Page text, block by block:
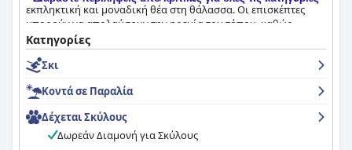
εκπληκτική και μοναδική θέα στη θάλασσα. Οι επισκέπτες
μπορούν να απολαύσουν την ηρεμία του τόπου, καθώς
βρίσκεται σε μια ήσυχη γειτονιά, αλλά κοντά σε πολλά μπαρ,
εστιατόρια και έναν εξαιρετικό φούρνο. Το ξενοδοχείο
παρέχει χώρο στάθμευσης, καθιστώντας το βολικό για όσους
ξενοδοχείο είναι εξαιρετικό με φρέσκα, τοπικά υλικά και μια
ποικιλία γευστικών και ποικίλων προσφορών. Το ξενοδοχείο
διαθέτει όμορφα διακοσμημένα και ευρύχωρα δωμάτια με
άνετα κρεβάτια, προσφέροντας μια ήσυχη και ζεστή
Κατηγορίες
Σκι
Κοντά σε Παραλία
Δέχεται Σκύλους
Δωρεάν Διαμονή για Σκύλους